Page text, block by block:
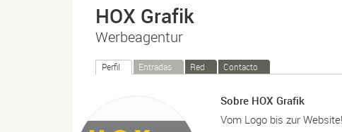
HOX Grafik
Werbeagentur
Perfil Entradas Red Contacto
Sobre HOX Grafik
Vom Logo bis zur Website!